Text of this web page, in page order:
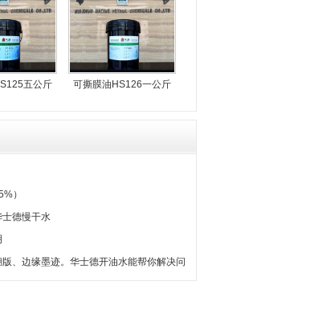
五公斤 可撕膜油HS126一公斤
）
德慢干水
、边缘墨迹。华士德开油水能帮你解决问